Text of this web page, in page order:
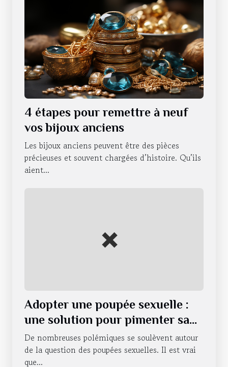
4 étapes pour remettre à neuf
vos bijoux anciens
Les bijoux anciens peuvent être des pièces
précieuses et souvent chargées d’histoire. Qu’ils
aient...
Adopter une poupée sexuelle :
une solution pour pimenter sa
vie sexuelle ?
De nombreuses polémiques se soulèvent autour
de la question des poupées sexuelles. Il est vrai
que...